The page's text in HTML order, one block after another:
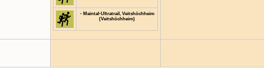
- Maintal-Ultratrail, Veitshöchheim
(Veitshöchheim)